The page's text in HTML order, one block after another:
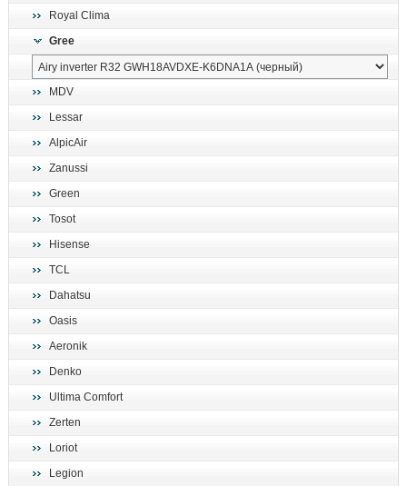
Royal Clima
Gree
MDV
Lessar
AlpicAir
Zanussi
Green
Tosot
Hisense
TCL
Dahatsu
Oasis
Aeronik
Denko
Ultima Comfort
Zerten
Loriot
Legion